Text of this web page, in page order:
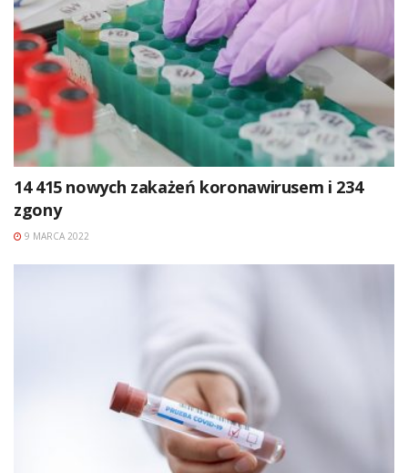
14 415 nowych zakażeń koronawirusem i 234
zgony
9 MARCA 2022